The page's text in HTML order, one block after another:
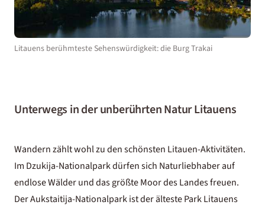
Litauens berühmteste Sehenswürdigkeit: die Burg Trakai
Unterwegs in der unberührten Natur Litauens
Wandern zählt wohl zu den schönsten Litauen-Aktivitäten.
Im Dzukija-Nationalpark dürfen sich Naturliebhaber auf
endlose Wälder und das größte Moor des Landes freuen.
Der Aukstaitija-Nationalpark ist der älteste Park Litauens